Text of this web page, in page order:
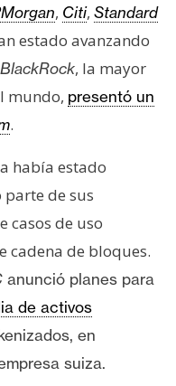
, Citi, Standard
estado avanzando
BlackRock, la mayor
mundo, presentó un
.
había estado
parte de sus
casos de uso
cadena de bloques.
anunció planes para
de activos
en
suiza.